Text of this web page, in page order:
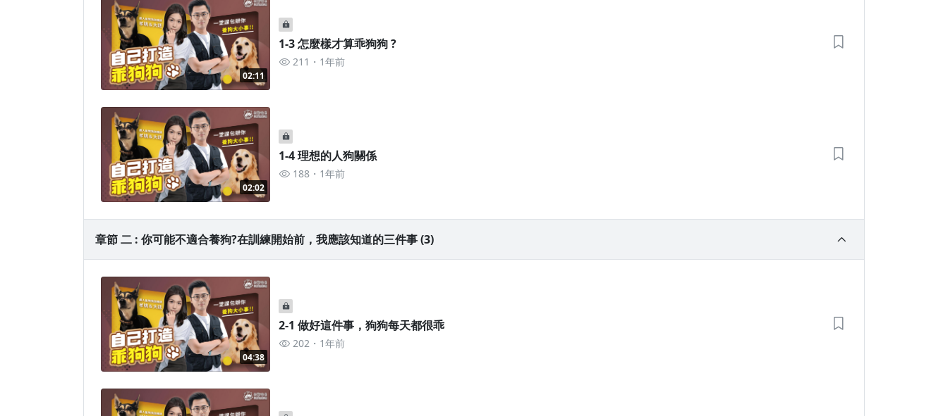
02:11
1-3 怎麼樣才算乖狗狗 ?
211 1年前
02:02
1-4 理想的人狗關係
188 1年前
章節 二 : 你可能不適合養狗?在訓練開始前，我應該知道的三件事 (3)
04:38
2-1 做好這件事，狗狗每天都很乖
202 1年前